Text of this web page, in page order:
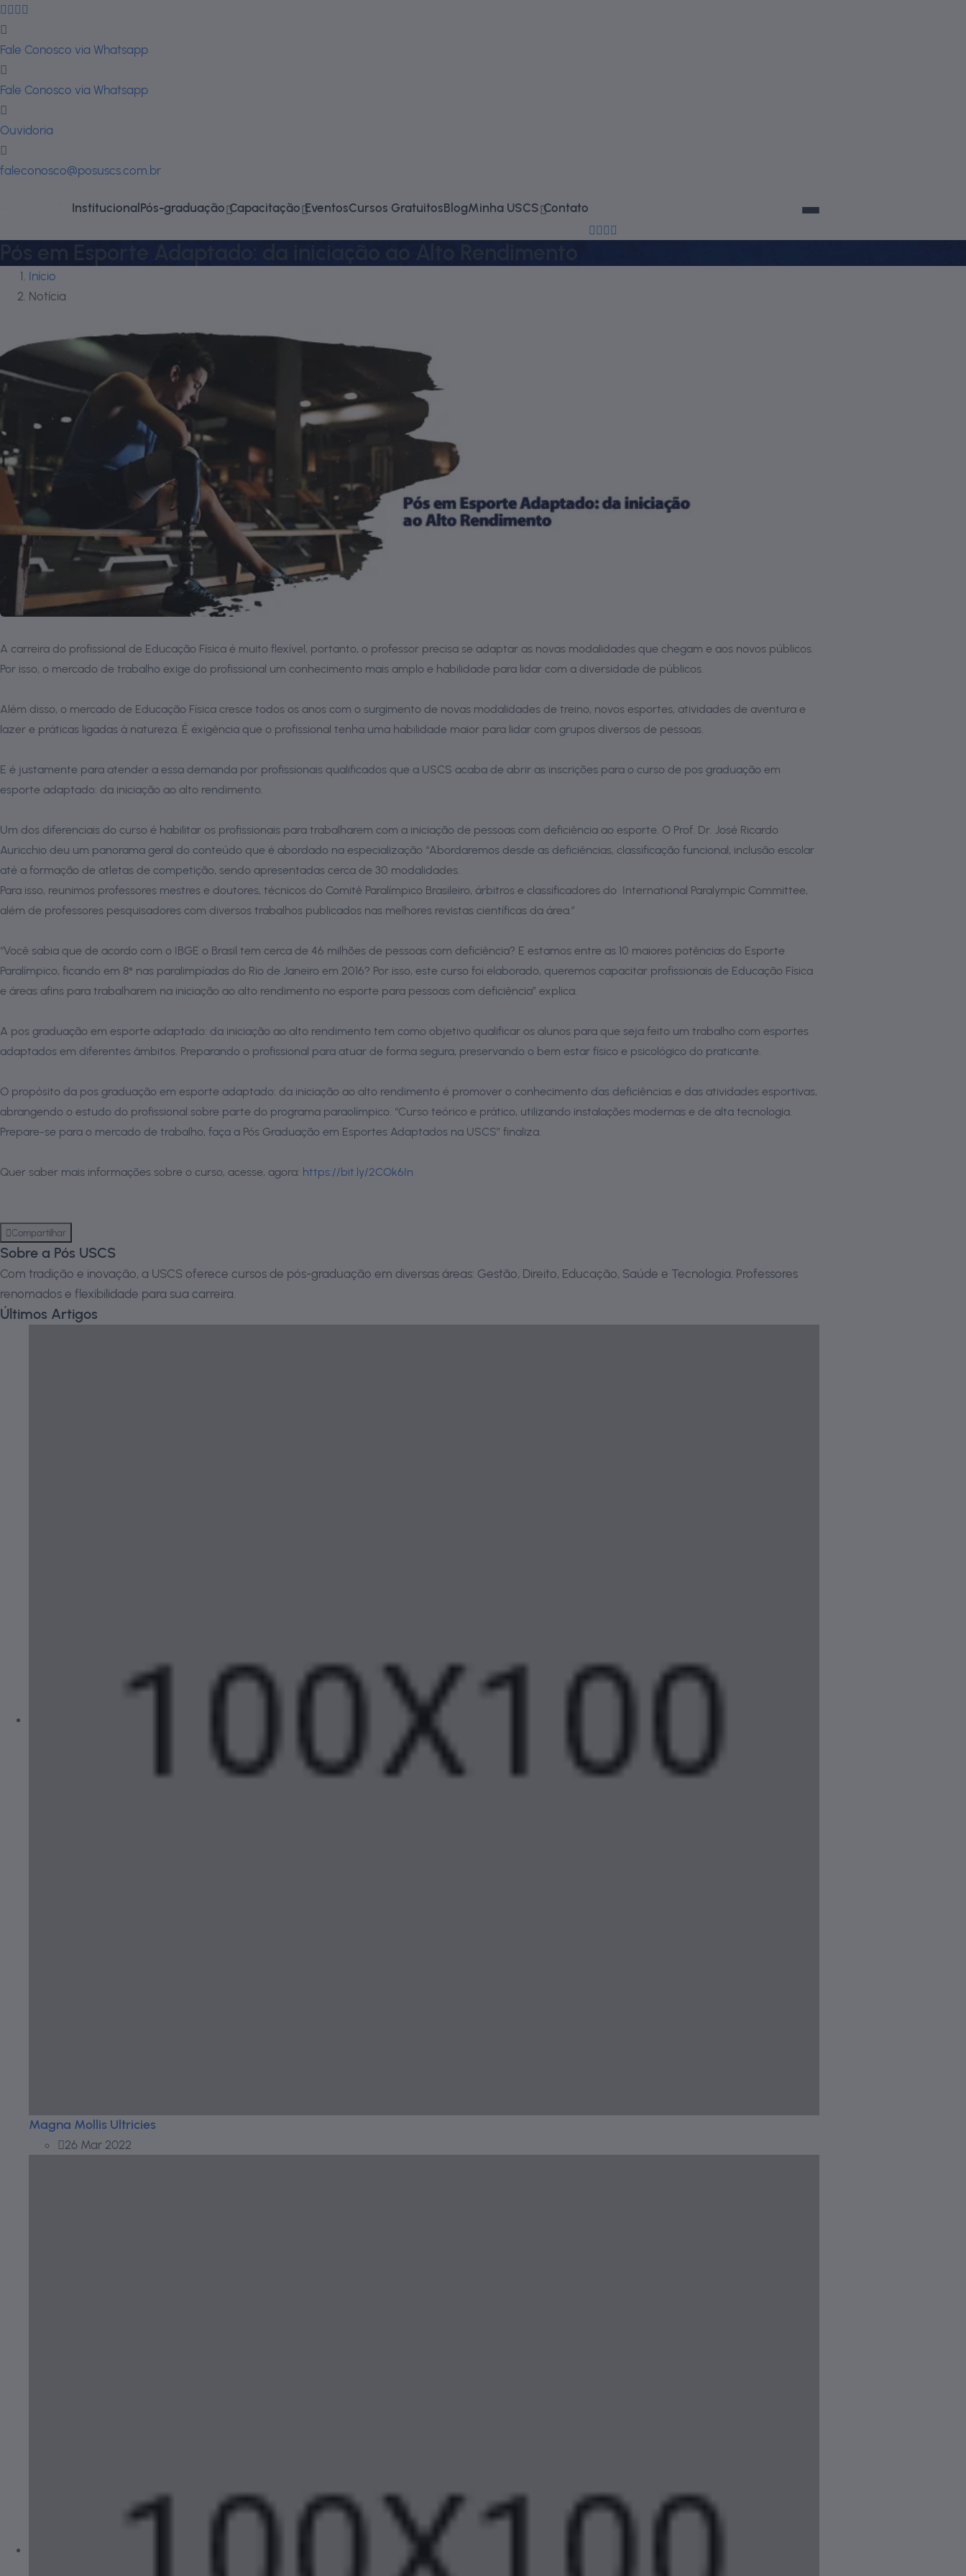
Fale Conosco via Whatsapp
Fale Conosco via Whatsapp
Ouvidoria
faleconosco@posuscs.com.br
Institucional Pós-graduação Capacitação EventosCursos GratuitosBlogMinha USCS Contato
Início
Notícia
A carreira do profissional de Educação Física é muito flexível, portanto, o professor precisa se adaptar as novas modalidades que chegam e aos novos públicos.
Por isso, o mercado de trabalho exige do profissional um conhecimento mais amplo e habilidade para lidar com a diversidade de públicos.
Além disso, o mercado de Educação Física cresce todos os anos com o surgimento de novas modalidades de treino, novos esportes, atividades de aventura e
lazer e práticas ligadas à natureza. É exigência que o profissional tenha uma habilidade maior para lidar com grupos diversos de pessoas.
E é justamente para atender a essa demanda por profissionais qualificados que a USCS acaba de abrir as inscrições para o curso de pos graduação em
esporte adaptado: da iniciação ao alto rendimento.
Um dos diferenciais do curso é habilitar os profissionais para trabalharem com a iniciação de pessoas com deficiência ao esporte. O Prof. Dr. José Ricardo
Auricchio deu um panorama geral do conteúdo que é abordado na especialização “Abordaremos desde as deficiências, classificação funcional, inclusão escolar
até a formação de atletas de competição, sendo apresentadas cerca de 30 modalidades.
Para isso, reunimos professores mestres e doutores, técnicos do Comitê Paralímpico Brasileiro, árbitros e classificadores do International Paralympic Committee,
além de professores pesquisadores com diversos trabalhos publicados nas melhores revistas científicas da área.”
“Você sabia que de acordo com o IBGE o Brasil tem cerca de 46 milhões de pessoas com deficiência? E estamos entre as 10 maiores potências do Esporte
Paralímpico, ficando em 8° nas paralimpíadas do Rio de Janeiro em 2016? Por isso, este curso foi elaborado, queremos capacitar profissionais de Educação Física
e áreas afins para trabalharem na iniciação ao alto rendimento no esporte para pessoas com deficiência” explica.
A pos graduação em esporte adaptado: da iniciação ao alto rendimento tem como objetivo qualificar os alunos para que seja feito um trabalho com esportes
adaptados em diferentes âmbitos. Preparando o profissional para atuar de forma segura, preservando o bem estar físico e psicológico do praticante.
O propósito da pos graduação em esporte adaptado: da iniciação ao alto rendimento é promover o conhecimento das deficiências e das atividades esportivas,
abrangendo o estudo do profissional sobre parte do programa paraolímpico. “Curso teórico e prático, utilizando instalações modernas e de alta tecnologia.
Prepare-se para o mercado de trabalho, faça a Pós Graduação em Esportes Adaptados na USCS” finaliza.
Quer saber mais informações sobre o curso, acesse, agora: https://bit.ly/2COk6In
Compartilhar
Sobre a Pós USCS
Com tradição e inovação, a USCS oferece cursos de pós-graduação em diversas áreas: Gestão, Direito, Educação, Saúde e Tecnologia. Professores
renomados e flexibilidade para sua carreira.
Últimos Artigos
Magna Mollis Ultricies
26 Mar 2022